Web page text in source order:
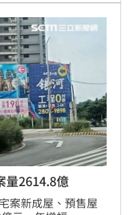
2614.8億
案新成屋、預售屋